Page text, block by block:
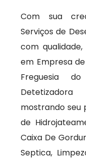
Com sua
Serviços de
com
em Empresa
Freguesia
mostrando seu
de
Caixa De
Septica,